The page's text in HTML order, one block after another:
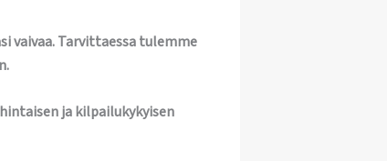
vaivaa. Tarvittaessa tulemme
ja kilpailukykyisen